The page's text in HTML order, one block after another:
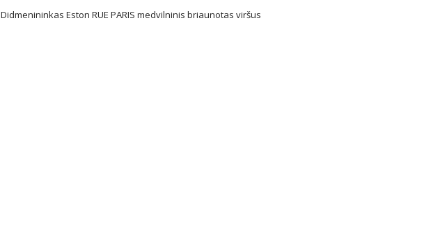
Didmenininkas Eston RUE PARIS medvilninis briaunotas viršus